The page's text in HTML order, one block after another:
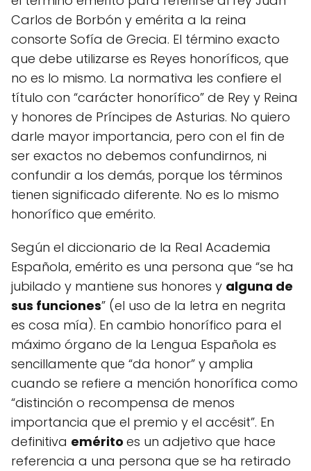
Carlos de Borbón y emérita a la reina
consorte Sofía de Grecia. El término exacto
que debe utilizarse es Reyes honoríficos, que
no es lo mismo. La normativa les confiere el
título con “carácter honorífico” de Rey y Reina
y honores de Príncipes de Asturias. No quiero
darle mayor importancia, pero con el fin de
ser exactos no debemos confundirnos, ni
confundir a los demás, porque los términos
tienen significado diferente. No es lo mismo
honorífico que emérito.
Según el diccionario de la Real Academia
Española, emérito es una persona que “se ha
jubilado y mantiene sus honores y alguna de
sus funciones” (el uso de la letra en negrita
es cosa mía). En cambio honorífico para el
máximo órgano de la Lengua Española es
sencillamente que “da honor” y amplia
cuando se refiere a mención honorífica como
“distinción o recompensa de menos
importancia que el premio y el accésit”. En
definitiva emérito es un adjetivo que hace
referencia a una persona que se ha retirado